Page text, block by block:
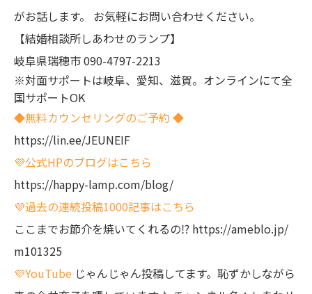
がお話します。
お気軽にお問い合わせください。
【結婚相談所しあわせのランプ】
岐阜県瑞穂市090-4797-2213
※対面サポートは岐阜、愛知、滋賀。オンラインにて全
国サポートOK
◆無料カウンセリングのご予約 ◆
https://lin.ee/JEUNEIF
💜公式HPのブログはこちら
https://happy-lamp.com/blog/
💜過去の連続投稿1000記事はこちら
ここまでお節介を焼いてくれるの⁉️ https://ameblo.jp/
m101325
💜YouTube じゃんじゃん投稿してます。恥ずかしながら